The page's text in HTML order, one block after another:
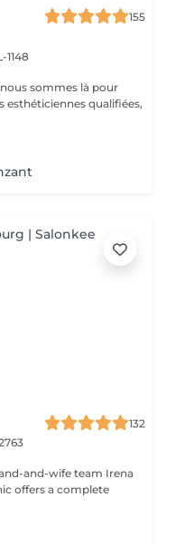
155
1148
sommes là pour
esthéticiennes qualifiées,
132
offers a complete